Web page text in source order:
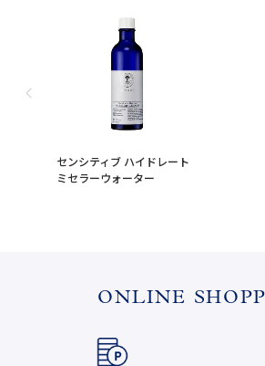
センシティブ ハイドレート
ミセラーウォーター
ONLINE